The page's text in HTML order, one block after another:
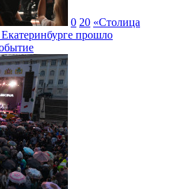
0 20 «Столица
прошло